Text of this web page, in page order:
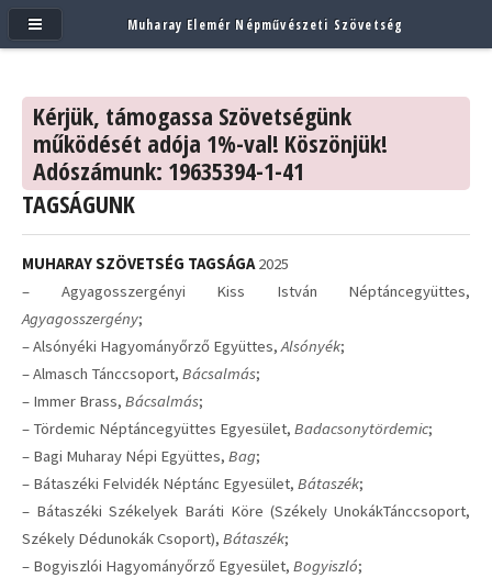
Kérjük, támogassa Szövetségünk
működését adója 1%-val! Köszönjük!
Adószámunk: 19635394-1-41
TAGSÁGUNK
MUHARAY SZÖVETSÉG TAGSÁGA2025
– Agyagosszergényi Kiss István Néptáncegyüttes,
Agyagosszergény;
– Alsónyéki Hagyományőrző Együttes,Alsónyék;
– Almasch Tánccsoport, Bácsalmás;
– Immer Brass, Bácsalmás;
– Tördemic Néptáncegyüttes Egyesület, Badacsonytördemic;
– Bagi Muharay Népi Együttes, Bag;
– Bátaszéki Felvidék Néptánc Egyesület, Bátaszék;
– Bátaszéki Székelyek Baráti Köre (Székely UnokákTánccsoport,
Székely Dédunokák Csoport), Bátaszék;
– Bogyiszlói Hagyományőrző Egyesület, Bogyiszló;
Muharay Elemér Népművészeti Szövetség